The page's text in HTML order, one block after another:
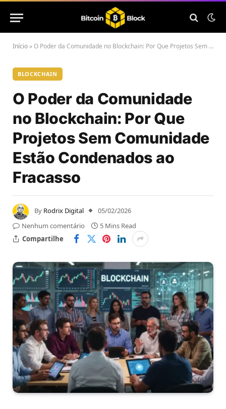
Início »O Poder da Comunidade no Blockchain: Por Que Projetos Sem Comunidade Estão Condenados ao Fracasso
BLOCKCHAIN
O Poder da Comunidade
no Blockchain: Por Que
Projetos Sem Comunidade
Estão Condenados ao
Fracasso
By Rodrix Digital
05/02/2026
Nenhum comentário
5 Mins Read
Compartilhe